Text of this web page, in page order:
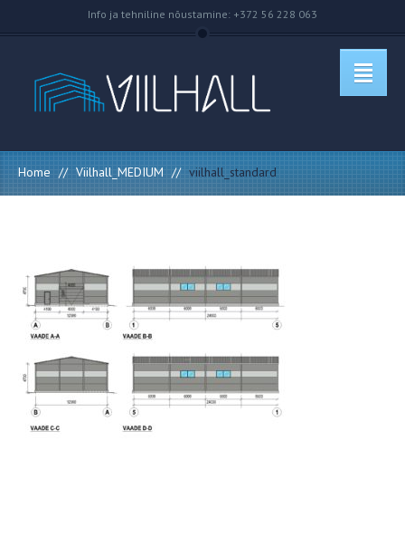
Info ja tehniline nõustamine: +372 56 228 063
Home // Viilhall_MEDIUM // viilhall_standard